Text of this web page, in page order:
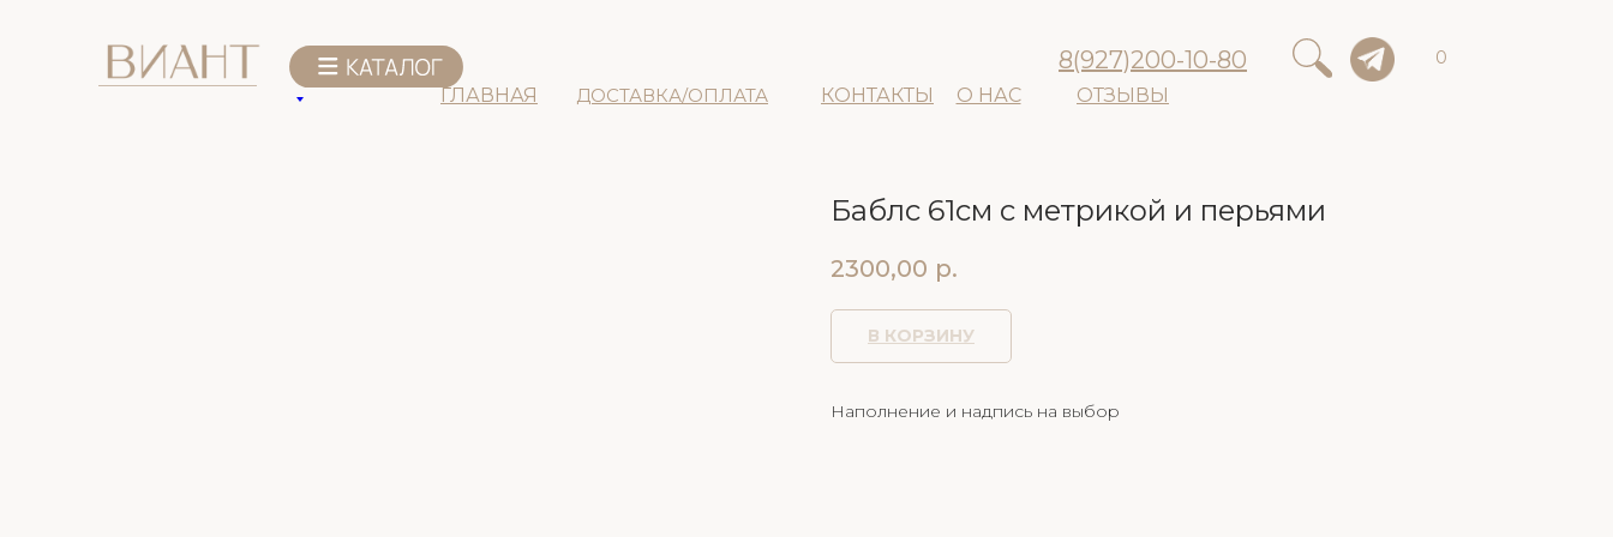
ДОСТАВКА/ОПЛАТА
ГЛАВНАЯ КОНТАКТЫ О НАС ОТЗЫВЫ
8(927)200-10-80 0
Баблс 61см с метрикой и перьями
2300,00 р.
В КОРЗИНУ
Наполнение и надпись на выбор